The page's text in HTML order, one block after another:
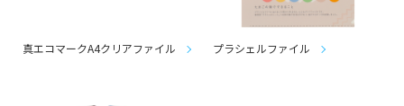
真エコマークA4クリアファイル プラシェルファイル